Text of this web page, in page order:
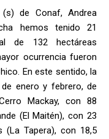
de Conaf, Andrea
hemos tenido 21
de 132 hectáreas
ocurrencia fueron
En este sentido, la
enero y febrero, de
Mackay, con 88
(El Maitén), con 23
(La Tapera), con 18,5